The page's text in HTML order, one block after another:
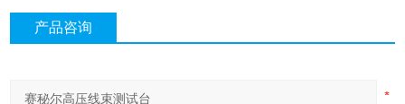
产品咨询